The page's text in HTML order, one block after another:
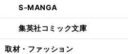
S-MANGA
集英社コミック文庫
取材・ファッション